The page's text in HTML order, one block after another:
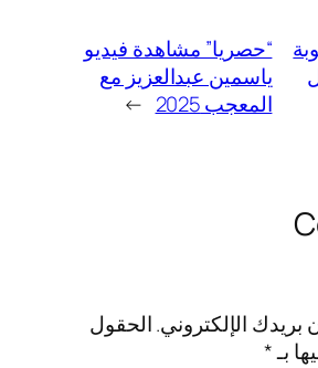
“حصريا” مشاهدة فيديو
ياسمين عبدالعزيز مع
المعجب 2025
→
بريدك الإلكتروني.الحقول
بـ*